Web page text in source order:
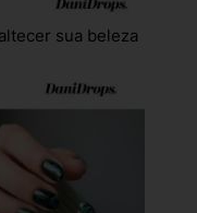
sua beleza